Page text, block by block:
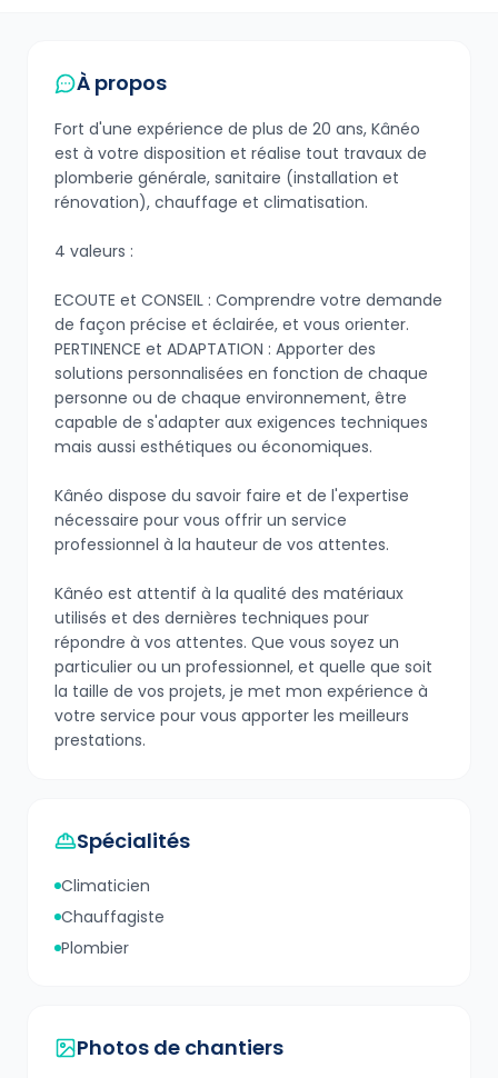
À propos
Fort d'une expérience de plus de 20 ans, Kânéo
est à votre disposition et réalise tout travaux de
plomberie générale, sanitaire (installation et
rénovation), chauffage et climatisation.
4 valeurs :
ECOUTE et CONSEIL : Comprendre votre demande
de façon précise et éclairée, et vous orienter.
PERTINENCE et ADAPTATION : Apporter des
solutions personnalisées en fonction de chaque
personne ou de chaque environnement, être
capable de s'adapter aux exigences techniques
mais aussi esthétiques ou économiques.
Kânéo dispose du savoir faire et de l'expertise
nécessaire pour vous offrir un service
professionnel à la hauteur de vos attentes.
Kânéo est attentif à la qualité des matériaux
utilisés et des dernières techniques pour
répondre à vos attentes. Que vous soyez un
particulier ou un professionnel, et quelle que soit
la taille de vos projets, je met mon expérience à
votre service pour vous apporter les meilleurs
prestations.
Spécialités
Climaticien
Chauffagiste
Plombier
Photos de chantiers